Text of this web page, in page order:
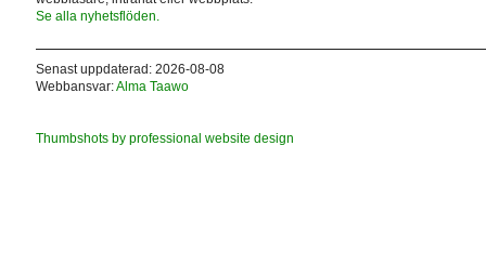
Se alla nyhetsflöden.
Senast uppdaterad: 2026-08-08
Webbansvar:Alma Taawo
Thumbshots by professional website design